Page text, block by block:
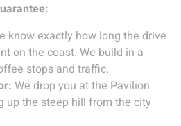
know exactly how long the drive
on the coast. We build in a
stops and traffic.
We drop you at the Pavilion
up the steep hill from the city